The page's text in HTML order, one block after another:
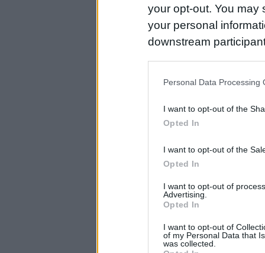
your opt-out. You may
your personal
downstream
us to third parties on
Personal Data Processing
I want to opt-out of the
Opted In
I want to opt-out of the
Opted In
I want to opt-out of
Advertising.
Opted In
I want to opt-out of
of my Personal Data that
was collected.